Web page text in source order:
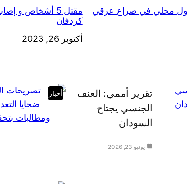
مسؤول محلي في صراع عرقي
مقتل 5 أشخاص و
كردفان
التاريخ
أكتوبر 26, 2023
تقرير أممي: العنف
الجنسي يجتاح
السودان
يونيو 23, 2026
أخبار